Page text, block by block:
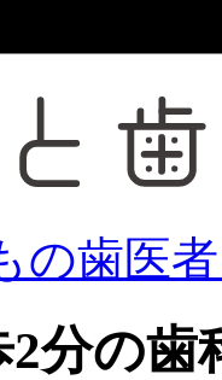
の歯医
2分の歯